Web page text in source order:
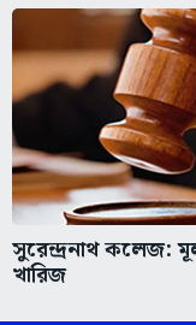
সুরেন্দ্রনাথ কলেজ:
খারিজ